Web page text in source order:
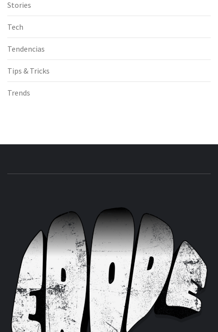
Stories
Tech
Tendencias
Tips & Tricks
Trends